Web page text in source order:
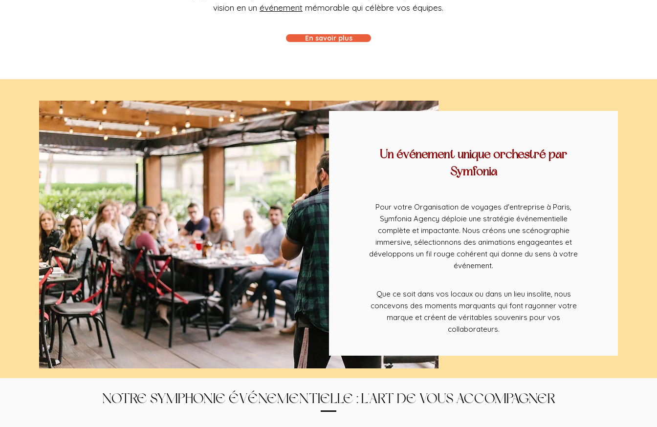
vision en un événement mémorable qui célèbre vos équipes.
En savoir plus
Un événement unique orchestré par
Symfonia
Pour votre Organisation de voyages d'entreprise à Paris,
Symfonia Agency déploie une stratégie événementielle
complète et impactante. Nous créons une scénographie
immersive, sélectionnons des animations engageantes et
développons un fil rouge cohérent qui donne du sens à votre
événement.
Que ce soit dans vos locaux ou dans un lieu insolite, nous
concevons des moments marquants qui font rayonner votre
marque et créent de véritables souvenirs pour vos
collaborateurs.
NOTRE SYMPHONIE ÉVÉNEMENTIELLE : L'ART DE VOUS ACCOMPAGNER